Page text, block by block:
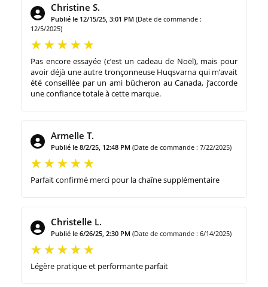
Christine S.
Publié le 12/15/25, 3:01 PM (Date de commande :
12/5/2025)
Pas encore essayée (c’est un cadeau de Noël), mais pour
avoir déjà une autre tronçonneuse Huqsvarna qui m’avait
été conseillée par un ami bûcheron au Canada, j’accorde
une confiance totale à cette marque.
Armelle T.
Publié le 8/2/25, 12:48 PM (Date de commande : 7/22/2025)
Parfait confirmé merci pour la chaîne supplémentaire
Christelle L.
Publié le 6/26/25, 2:30 PM (Date de commande : 6/14/2025)
Légère pratique et performante parfait